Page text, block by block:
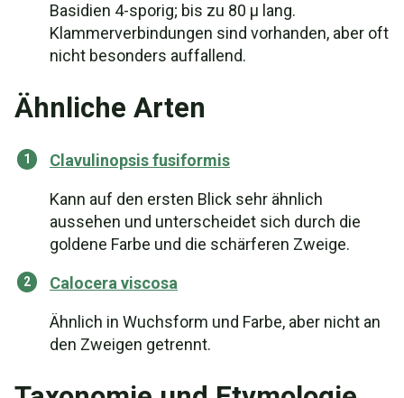
Basidien 4-sporig; bis zu 80 µ lang.
Klammerverbindungen sind vorhanden, aber oft
nicht besonders auffallend.
Ähnliche Arten
Clavulinopsis fusiformis
Kann auf den ersten Blick sehr ähnlich
aussehen und unterscheidet sich durch die
goldene Farbe und die schärferen Zweige.
Calocera viscosa
Ähnlich in Wuchsform und Farbe, aber nicht an
den Zweigen getrennt.